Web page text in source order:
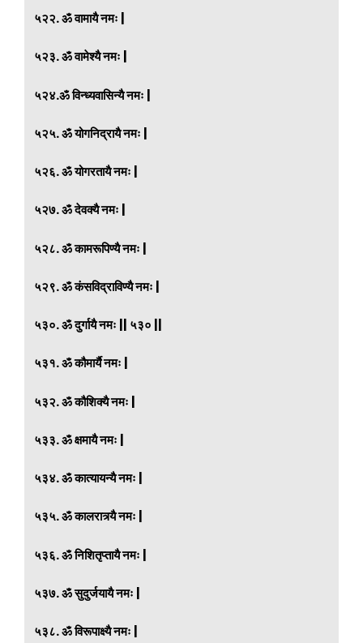
५२२. ॐ वामायै नमः |
५२३. ॐ वामेश्यै नमः |
५२४.ॐ विन्ध्यवासिन्यै नमः |
५२५. ॐ योगनिद्रायै नमः |
५२६. ॐ योगरतायै नमः |
५२७. ॐ देवक्यै नमः |
५२८. ॐ कामरूपिण्यै नमः |
५२९. ॐ कंसविद्राविण्यै नमः |
५३०. ॐ दुर्गायै नमः || ५३० ||
५३१. ॐ कौमार्यै नमः |
५३२. ॐ कौशिक्यै नमः |
५३३. ॐ क्षमायै नमः |
५३४. ॐ कात्यायन्यै नमः |
५३५. ॐ कालरात्र्यै नमः |
५३६. ॐ निशितृप्तायै नमः |
५३७. ॐ सुदुर्जयायै नमः |
५३८. ॐ विरूपाक्ष्यै नमः |